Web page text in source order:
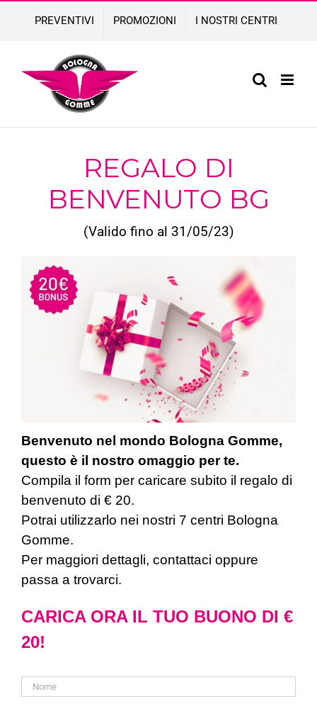
content
PREVENTIVI PROMOZIONI I NOSTRI CENTRI
REGALO DI
BENVENUTO BG
(Valido fino al 31/05/23)
Benvenuto nel mondo Bologna Gomme,
questo è il nostro omaggio per te.
Compila il form per caricare subito il regalo di
benvenuto di € 20.
Potrai utilizzarlo nei nostri 7 centri Bologna
Gomme.
Per maggiori dettagli, contattaci oppure
passa a trovarci.
CARICA ORA IL TUO BUONO DI €
20!